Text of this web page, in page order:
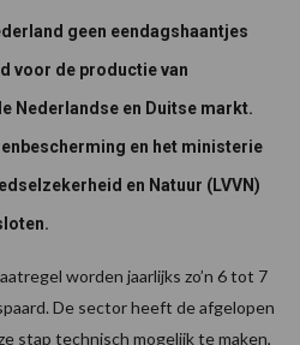
geen eendagshaantjes
voor de productie van
Nederlandse en Duitse markt.
en het ministerie
en Natuur (LVVN)
worden jaarlijks zo’n 6 tot 7
De sector heeft de afgelopen
stap technisch mogelijk te maken,